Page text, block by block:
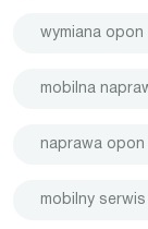
wymiana opon
mobilna
naprawa opon
mobilny